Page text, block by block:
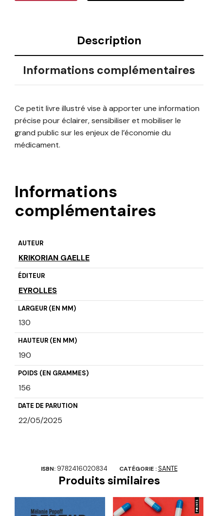
Description
Informations complémentaires
Ce petit livre illustré vise à apporter une information
précise pour éclairer, sensibiliser et mobiliser le
grand public sur les enjeux de l’économie du
médicament.
Informations
complémentaires
AUTEUR
KRIKORIAN GAELLE
ÉDITEUR
EYROLLES
LARGEUR (EN MM)
130
HAUTEUR (EN MM)
190
POIDS (EN GRAMMES)
156
DATE DE PARUTION
22/05/2025
ISBN: 9782416020834 CATÉGORIE :SANTE
Produits similaires